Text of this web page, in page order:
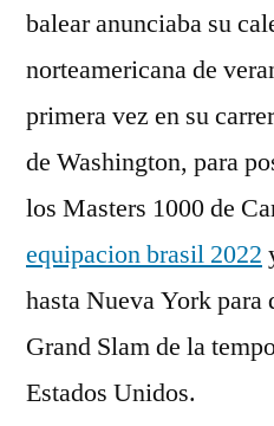
balear anunciaba su
norteamericana de
primera vez en su
de Washington, para
los Masters 1000 de
equipacion brasil 2022
hasta Nueva York
Grand Slam de la
Estados Unidos.